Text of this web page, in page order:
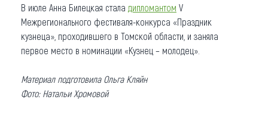
В июле Анна Билецкая стала дипломантом V
Межрегионального фестиваля-конкурса «Праздник
кузнеца», проходившего в Томской области, и заняла
первое место в номинации «Кузнец – молодец».
Материал подготовила Ольга Кляйн
Фото: Натальи Хромовой